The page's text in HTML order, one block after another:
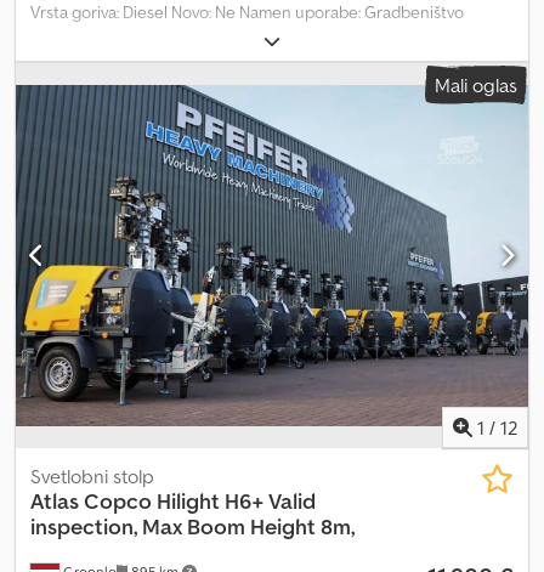
Vrsta goriva: Diesel Novo: Ne Namen uporabe: Gradbeništvo
Znamka motorja: Kubota Dimenzije tovornega prostora: 209 x 129
x 250 cm Serijska številka: ESF208613 Cedpfx Agoy Evmwjksha Za
več informacij se obrnite na PFEIFER GROUP.
Mali oglas
1 / 12
Svetlobni stolp
Atlas Copco Hilight H6+ Valid
inspection, Max Boom Height 8m,